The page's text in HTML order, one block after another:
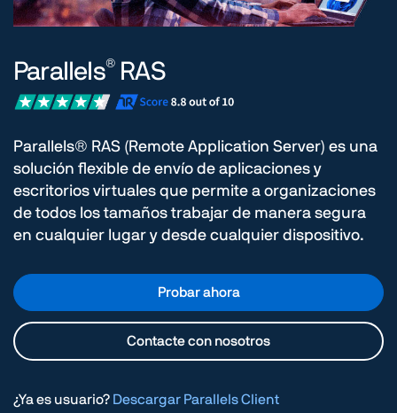
Parallels® RAS
Parallels® RAS (Remote Application Server) es una
solución flexible de envío de aplicaciones y
escritorios virtuales que permite a organizaciones
de todos los tamaños trabajar de manera segura
en cualquier lugar y desde cualquier dispositivo.
Probar ahora
Contacte con nosotros
¿Ya es usuario? Descargar Parallels Client